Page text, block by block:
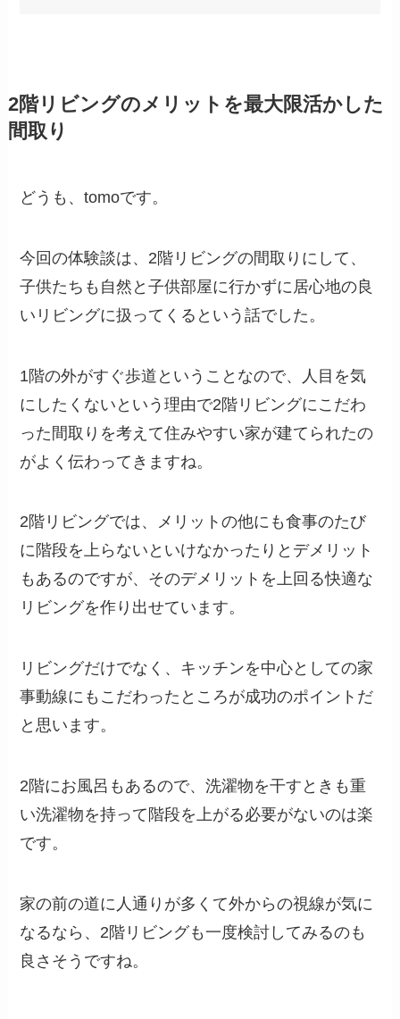
2階リビングのメリットを最大限活かした
間取り
どうも、tomoです。
今回の体験談は、2階リビングの間取りにして、
子供たちも自然と子供部屋に行かずに居心地の良
いリビングに扱ってくるという話でした。
1階の外がすぐ歩道ということなので、人目を気
にしたくないという理由で2階リビングにこだわ
った間取りを考えて住みやすい家が建てられたの
がよく伝わってきますね。
2階リビングでは、メリットの他にも食事のたび
に階段を上らないといけなかったりとデメリット
もあるのですが、そのデメリットを上回る快適な
リビングを作り出せています。
リビングだけでなく、キッチンを中心としての家
事動線にもこだわったところが成功のポイントだ
と思います。
2階にお風呂もあるので、洗濯物を干すときも重
い洗濯物を持って階段を上がる必要がないのは楽
です。
家の前の道に人通りが多くて外からの視線が気に
なるなら、2階リビングも一度検討してみるのも
良さそうですね。